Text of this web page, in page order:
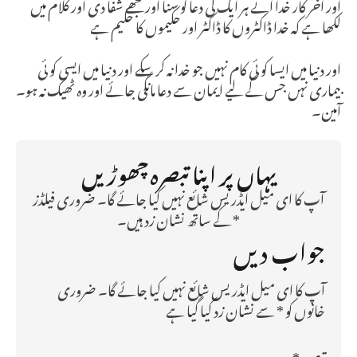
لکھا ہے کہ خدا ڈاکٹروں کا ڈاکٹر اور حکیموں کا حکیم ہے
اور دنیا میں ایسا کو ئی کام نہیں جو خدا نہ کر سکے اور دنیا میں ایسی کو ئی
بیماری نہں جس کے لیے ایمان سے دعا مانگی جائے اور وہ ٹھیک نہ ہو۔
آمین۔
یہاں پر اپنا تبصرہ چھوڑیں
آپ کا ای میل ایڈریس شائع نہیں کیا جائے گا۔ ضروری فیلڈز
* کے ساتھ نشان زد ہیں۔
جواب دیں
آپ کا ای میل ایڈریس شائع نہیں کیا جائے گا۔ضروری
خانوں کو*سے نشان زد کیا گیا ہے